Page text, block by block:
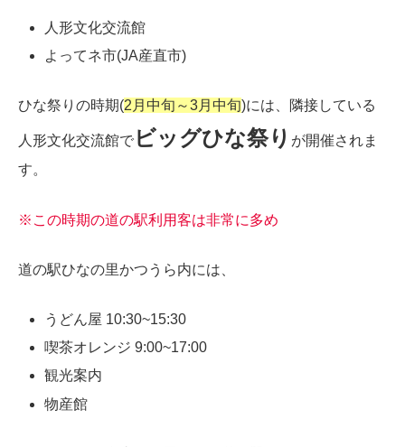
人形文化交流館
よってネ市(JA産直市)
ひな祭りの時期(2月中旬～3月中旬)には、隣接している
人形文化交流館で ビッグひな祭り が開催されま
す。
※この時期の道の駅利用客は非常に多め
道の駅ひなの里かつうら内には、
うどん屋 10:30~15:30
喫茶オレンジ 9:00~17:00
観光案内
物産館